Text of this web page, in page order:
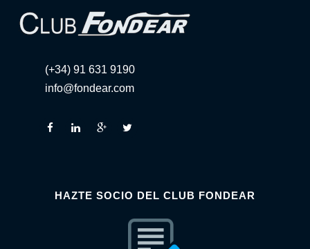
(+34) 91 631 9190
info@fondear.com
HAZTE SOCIO DEL CLUB FONDEAR